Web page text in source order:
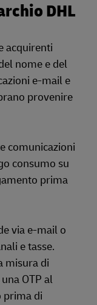
DHL
acquirenti
nome e del
e-mail e
provenire
comunicazioni
consumo su
prima
via e-mail o
e tasse.
misura di
OTP al
prima di